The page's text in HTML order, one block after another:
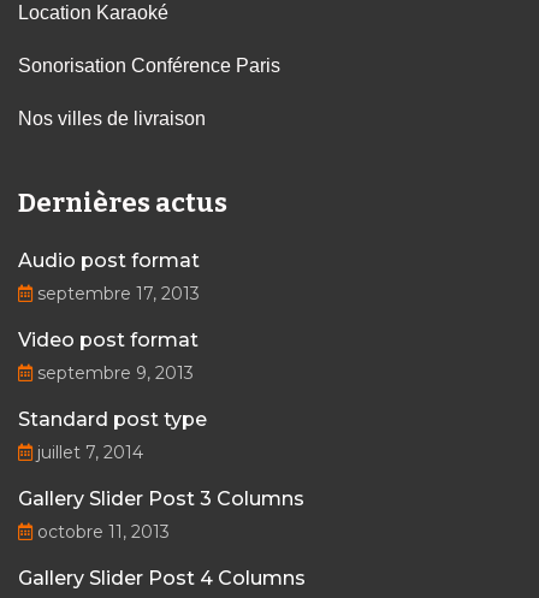
Location Karaoké
Sonorisation Conférence Paris
Nos villes de livraison
Dernières actus
Audio post format
septembre 17, 2013
Video post format
septembre 9, 2013
Standard post type
juillet 7, 2014
Gallery Slider Post 3 Columns
octobre 11, 2013
Gallery Slider Post 4 Columns